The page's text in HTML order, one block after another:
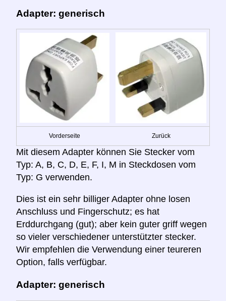
Adapter: generisch
Vorderseite Zurück
Mit diesem Adapter können Sie Stecker vom
Typ: A, B, C, D, E, F, I, M in Steckdosen vom
Typ: G verwenden.
Dies ist ein sehr billiger Adapter ohne losen
Anschluss und Fingerschutz; es hat
Erddurchgang (gut); aber kein guter griff wegen
so vieler verschiedener unterstützter stecker.
Wir empfehlen die Verwendung einer teureren
Option, falls verfügbar.
Adapter: generisch